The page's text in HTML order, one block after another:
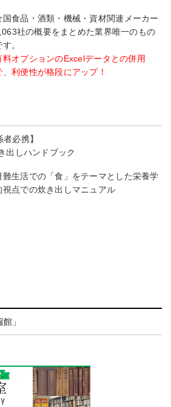
国食品・酒類・機械・資材関連メーカー
社の概要をまとめた業界唯一のもの
。
料オプションのExcelデータとの併用
、利便性が格段にアップ！
必携】
出しハンドブック
難生活での「食」をテーマとした栄養学
視点での炊き出しマニュアル
」